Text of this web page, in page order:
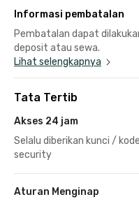
Informasi pembatalan
Pembatalan dapat
deposit atau sewa.
Lihat selengkapnya
Tata Tertib
Akses 24 jam
Selalu diberikan kunci /
security
Aturan Menginap